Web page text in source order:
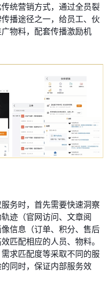
统营销方式，通过全员裂
播途径之一，给员工、伙
物料，配套传播激励机
务时，首先需要快速洞察
迹（官网访问、文章阅
信息（订单、积分、售后
匹配相应的人员、物料。
求匹配度等采取不同的服
同时，保证内部服务效